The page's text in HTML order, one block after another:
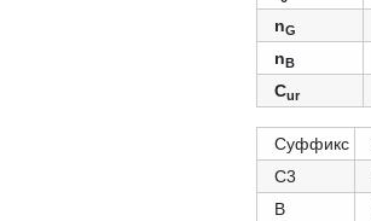
nG
nB
Cur
Суффикс
C3
B